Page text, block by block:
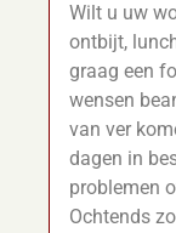
Wilt u uw
ontbijt,
graag een
wensen
van ver
dagen in
problemen
Ochtends